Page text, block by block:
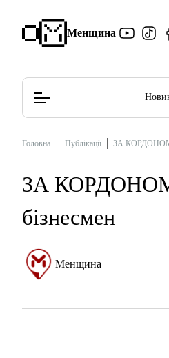
Менщина
Редакційна політика
Головна Публікації ЗА КОРДОНОМ
ЗА КОРДОНОМ
бізнесмен
Менщина